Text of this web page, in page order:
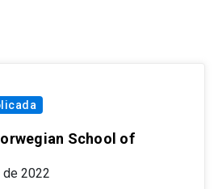
School of
2022